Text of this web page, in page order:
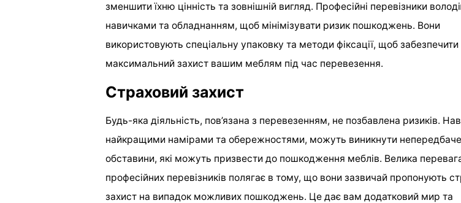
зменшити їхню цінність та зовнішній вигляд. Професійні перевізники
навичками та обладнанням, щоб мінімізувати ризик пошкоджень. Вони
використовують спеціальну упаковку та методи фіксації, щоб забезпечити
максимальний захист вашим меблям під час перевезення.
Страховий захист
Будь-яка діяльність, пов’язана з перевезенням, не позбавлена ризиків.
найкращими намірами та обережностями, можуть виникнути
обставини, які можуть призвести до пошкодження меблів. Велика
професійних перевізників полягає в тому, що вони зазвичай пропонують
захист на випадок можливих пошкоджень. Це дає вам додатковий мир та